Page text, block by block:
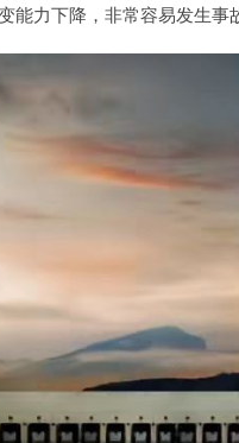
能力下降，非常容易发生事